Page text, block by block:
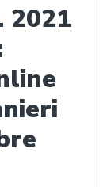
2021